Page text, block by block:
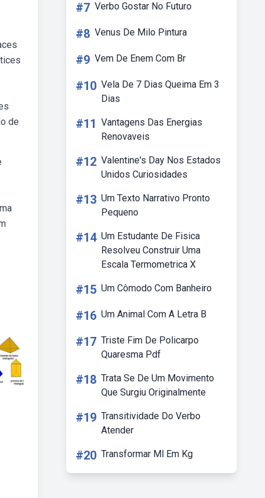
de
#7 Verbo Gostar No Futuro
#8 Venus De Milo Pintura
#9 Vem De Enem Com Br
#10 Vela De 7 Dias Queima Em 3
Dias
#11 Vantagens Das Energias
Renovaveis
#12 Valentine's Day Nos Estados
Unidos Curiosidades
#13 Um Texto Narrativo Pronto
Pequeno
#14 Um Estudante De Fisica
Resolveu Construir Uma
Escala Termometrica X
#15 Um Cômodo Com Banheiro
#16 Um Animal Com A Letra B
#17 Triste Fim De Policarpo
Quaresma Pdf
#18 Trata Se De Um Movimento
Que Surgiu Originalmente
#19 Transitividade Do Verbo
Atender
#20 Transformar Ml Em Kg